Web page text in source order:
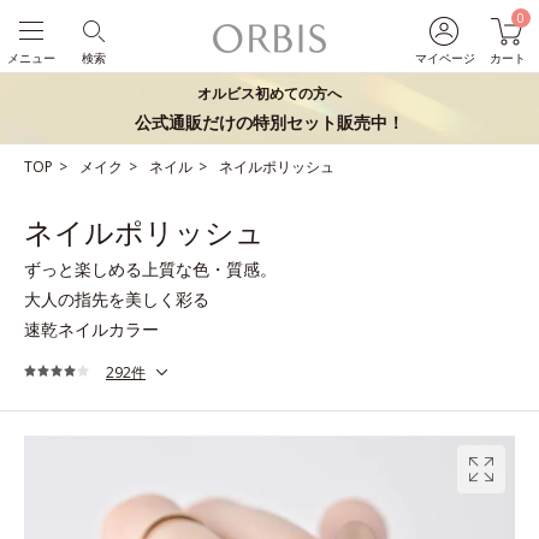
マイページ
0
カート
検索
メニュー
オルビス初めての方へ
公式通販だけの特別セット販売中！
TOP メイク ネイル ネイルポリッシュ
ネイルポリッシュ
ずっと楽しめる上質な色・質感。
大人の指先を美しく彩る
速乾ネイルカラー
292件